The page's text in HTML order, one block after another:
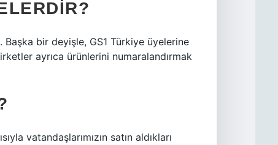
Başka bir deyişle, GS1 Türkiye üyelerine
ayrıca ürünlerini numaralandırmak
vatandaşlarımızın satın aldıkları